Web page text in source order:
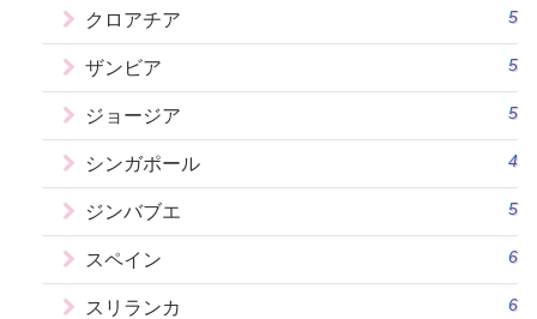
クロアチア 5
ザンビア 5
ジョージア 5
シンガポール 4
ジンバブエ 5
スペイン 6
スリランカ 6